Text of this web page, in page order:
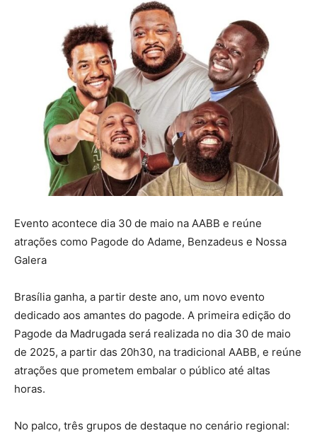
Evento acontece dia 30 de maio na AABB e reúne
atrações como Pagode do Adame, Benzadeus e Nossa
Galera
Brasília ganha, a partir deste ano, um novo evento
dedicado aos amantes do pagode. A primeira edição do
Pagode da Madrugada será realizada no dia 30 de maio
de 2025, a partir das 20h30, na tradicional AABB, e reúne
atrações que prometem embalar o público até altas
horas.
No palco, três grupos de destaque no cenário regional: